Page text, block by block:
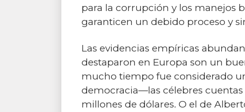
para la corrupción y los manejos
garanticen un debido proceso y
Las evidencias empíricas
destaparon en Europa son un
mucho tiempo fue considerado
democracia—las célebres
millones de dólares. O el de